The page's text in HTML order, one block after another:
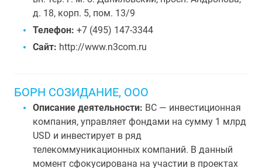
д. 18, корп. 5, пом. 13/9
Телефон: +7 (495) 147-3344
Сайт: http://www.n3com.ru
БОРН СОЗИДАНИЕ, ООО
Описание деятельности: BC — инвестиционная
компания, управляет фондами на сумму 1 млрд
USD и инвестирует в ряд
телекоммуникационных компаний. В данный
момент сфокусирована на участии в проектах